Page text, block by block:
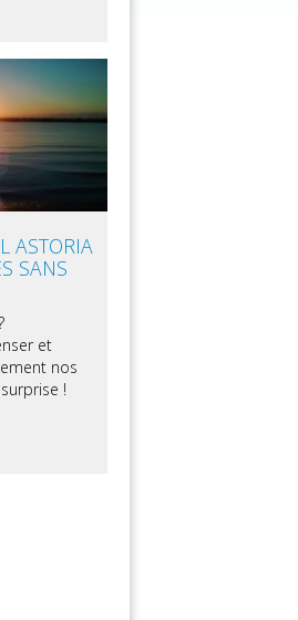
ASTORIA
SANS
et
nos
!